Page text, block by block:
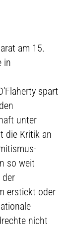
am 15.
in
spart
unter
die Kritik an
so weit
der
erstickt oder
nicht